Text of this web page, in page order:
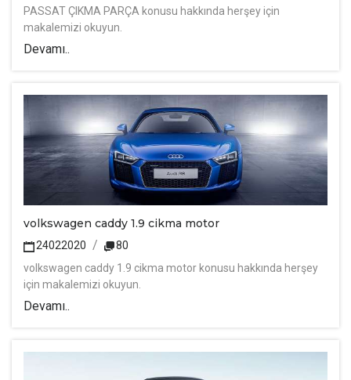
PASSAT ÇIKMA PARÇA konusu hakkında herşey için
makalemizi okuyun.
Devamı..
volkswagen caddy 1.9 cikma motor
24022020
80
volkswagen caddy 1.9 cikma motor konusu hakkında herşey
için makalemizi okuyun.
Devamı..